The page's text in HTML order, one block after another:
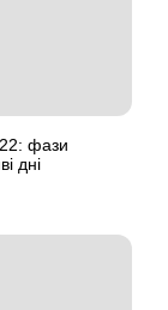
фази
дні